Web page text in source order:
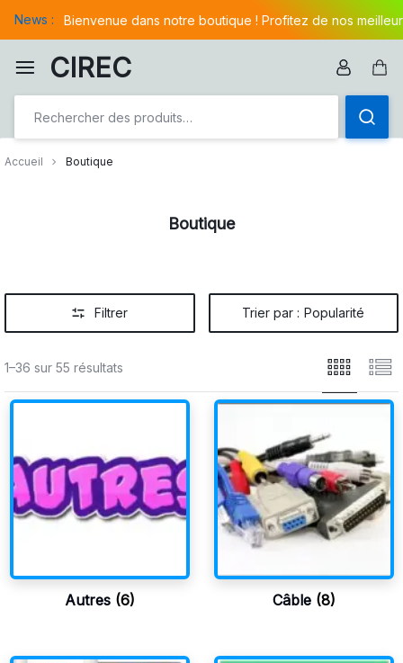
Aller
contenu
News : Bienvenue dans notre boutique ! Profitez de nos
CIREC
Accueil Boutique
Boutique
Filtrer Trier par : Popularité
1–36 sur 55 résultats
Autres (6) Câble (8)